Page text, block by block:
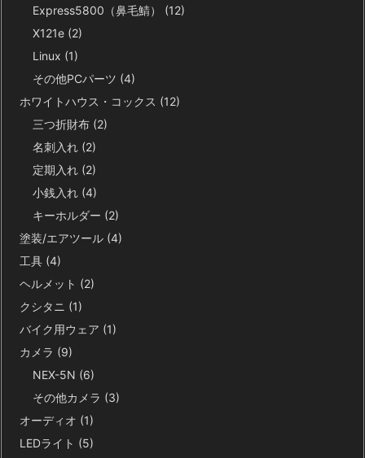
Express5800（鼻毛鯖） (12)
X121e (2)
Linux (1)
その他PCパーツ (4)
ホワイトハウス・コックス (12)
三つ折財布 (2)
名刺入れ (2)
定期入れ (2)
小銭入れ (4)
キーホルダー (2)
塗装/エアツール (4)
工具 (4)
ヘルメット (2)
クシタニ (1)
バイク用ウェア (1)
カメラ (9)
NEX-5N (6)
その他カメラ (3)
オーディオ (1)
LEDライト (5)